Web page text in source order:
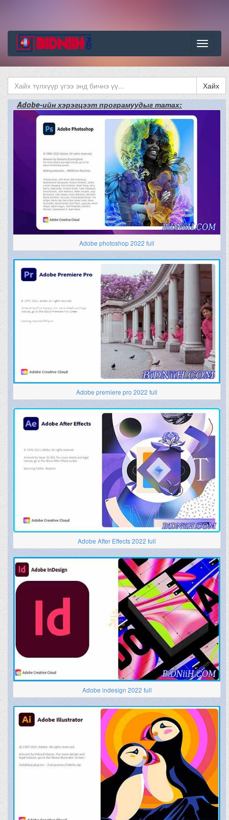
Цэс
Хайх
Adobe-ийн хэрэгцээт програмуудыг татах:
Adobe photoshop 2022 full
Adobe premiere pro 2022 full
Adobe After Effects 2022 full
Adobe indesign 2022 full